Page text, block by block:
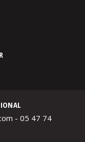
- 05 47 74